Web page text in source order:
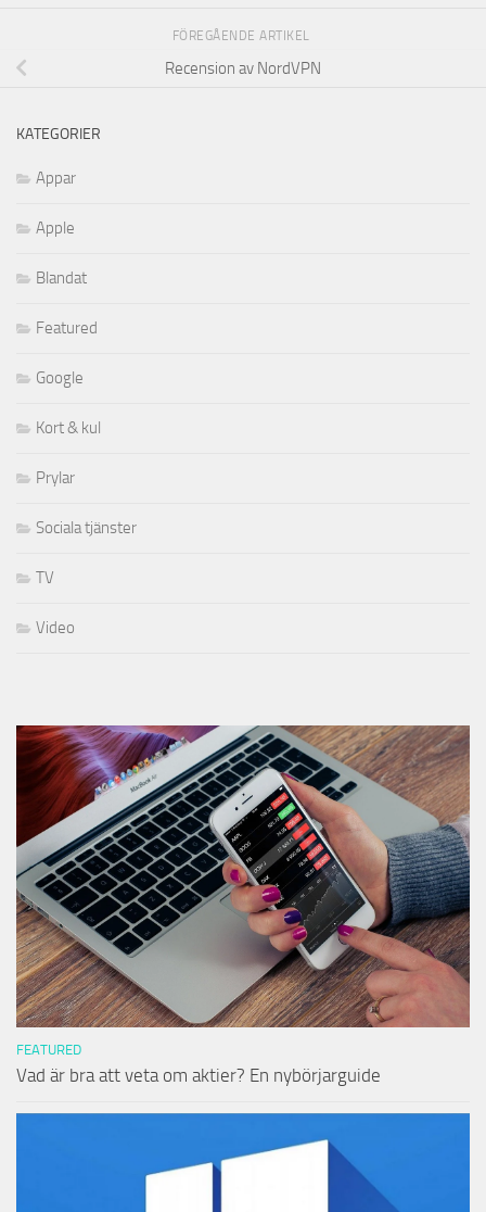
FÖREGÅENDE ARTIKEL
Recension av NordVPN
KATEGORIER
Appar
Apple
Blandat
Featured
Google
Kort & kul
Prylar
Sociala tjänster
TV
Video
FEATURED
Vad är bra att veta om aktier? En nybörjarguide